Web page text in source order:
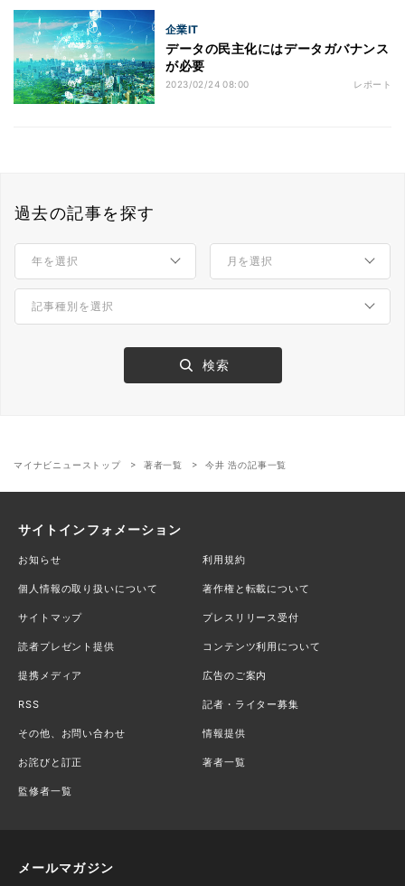
企業IT
データの民主化にはデータガバナンス
が必要
2023/02/24 08:00 レポート
過去の記事を探す
マイナビニューストップ 著者一覧 今井 浩の記事一覧
サイトインフォメーション
お知らせ 利用規約
個人情報の取り扱いについて 著作権と転載について
サイトマップ プレスリリース受付
読者プレゼント提供 コンテンツ利用について
提携メディア 広告のご案内
RSS 記者・ライター募集
その他、お問い合わせ 情報提供
お詫びと訂正 著者一覧
監修者一覧
メールマガジン